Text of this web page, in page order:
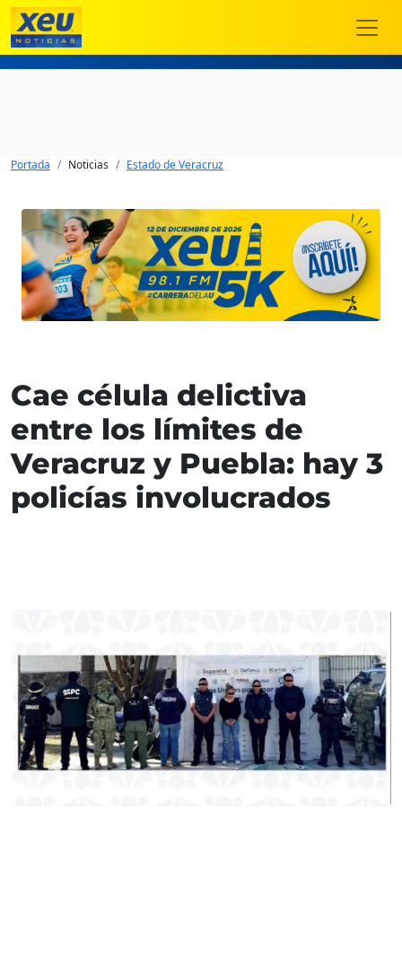
Portada Noticias Estado de Veracruz
Cae célula delictiva
entre los límites de
Veracruz y Puebla: hay 3
policías involucrados